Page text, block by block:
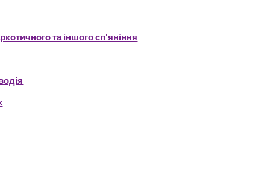
та іншого сп'яніння